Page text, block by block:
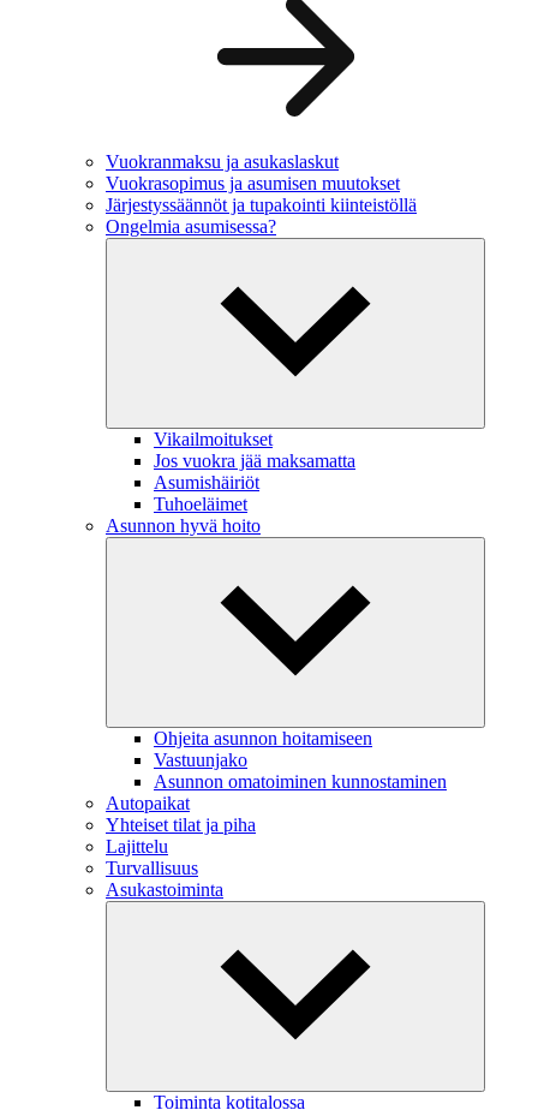
Vuokranmaksu ja asukaslaskut
Vuokrasopimus ja asumisen muutokset
Järjestyssäännöt ja tupakointi kiinteistöllä
Ongelmia asumisessa?
Vikailmoitukset
Jos vuokra jää maksamatta
Asumishäiriöt
Tuhoeläimet
Asunnon hyvä hoito
Ohjeita asunnon hoitamiseen
Vastuunjako
Asunnon omatoiminen kunnostaminen
Autopaikat
Yhteiset tilat ja piha
Lajittelu
Turvallisuus
Asukastoiminta
Toiminta kotitalossa